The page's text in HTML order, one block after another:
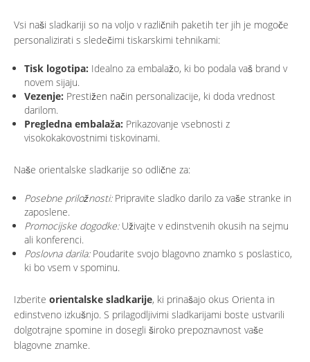
Vsi naši sladkariji so na voljo v različnih paketih ter jih je mogoče
personalizirati s sledečimi tiskarskimi tehnikami:
Tisk logotipa: Idealno za embalažo, ki bo podala vaš brand v
novem sijaju.
Vezenje: Prestižen način personalizacije, ki doda vrednost
darilom.
Pregledna embalaža: Prikazovanje vsebnosti z
visokokakovostnimi tiskovinami.
Naše orientalske sladkarije so odlične za:
Posebne priložnosti:Pripravite sladko darilo za vaše stranke in
zaposlene.
Promocijske dogodke:Uživajte v edinstvenih okusih na sejmu
ali konferenci.
Poslovna darila:Poudarite svojo blagovno znamko s poslastico,
ki bo vsem v spominu.
Izberite orientalske sladkarije, ki prinašajo okus Orienta in
edinstveno izkušnjo. S prilagodljivimi sladkarijami boste ustvarili
dolgotrajne spomine in dosegli široko prepoznavnost vaše
blagovne znamke.